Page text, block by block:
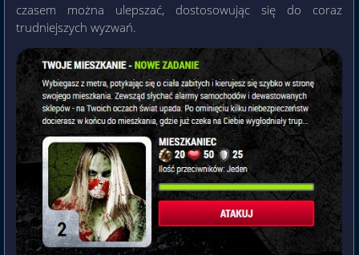
czasem można ulepszać, dostosowując się do coraz
trudniejszych wyzwań.